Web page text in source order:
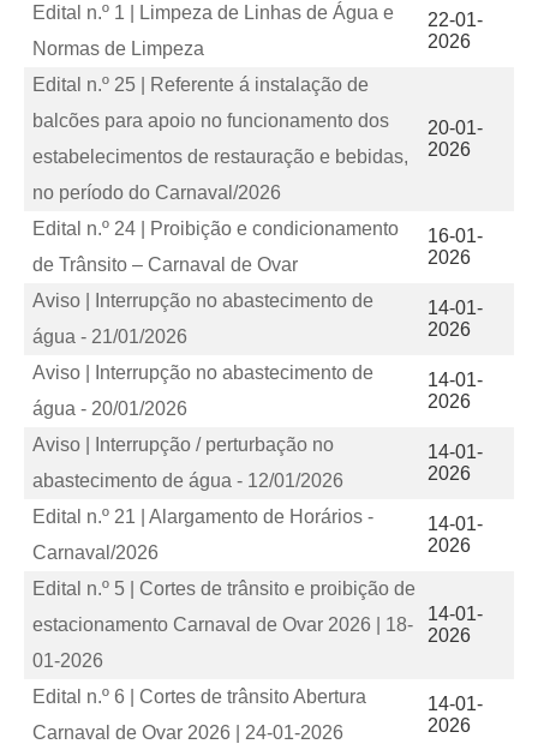
Edital n.º 1 | Limpeza de Linhas de Água e
Normas de Limpeza
22-01-
2026
Edital n.º 25 | Referente á instalação de
balcões para apoio no funcionamento dos
estabelecimentos de restauração e bebidas,
no período do Carnaval/2026
20-01-
2026
Edital n.º 24 | Proibição e condicionamento
de Trânsito – Carnaval de Ovar
16-01-
2026
Aviso | Interrupção no abastecimento de
água - 21/01/2026
14-01-
2026
Aviso | Interrupção no abastecimento de
água - 20/01/2026
14-01-
2026
Aviso | Interrupção / perturbação no
abastecimento de água - 12/01/2026
14-01-
2026
Edital n.º 21 | Alargamento de Horários -
Carnaval/2026
14-01-
2026
Edital n.º 5 | Cortes de trânsito e proibição de
estacionamento Carnaval de Ovar 2026 | 18-
01-2026
14-01-
2026
Edital n.º 6 | Cortes de trânsito Abertura
Carnaval de Ovar 2026 | 24-01-2026
14-01-
2026